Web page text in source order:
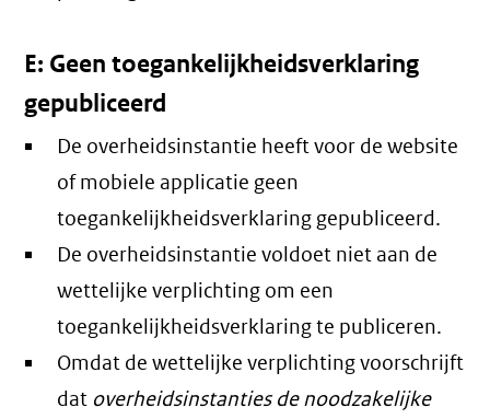
E: Geen toegankelijkheidsverklaring
gepubliceerd
De overheidsinstantie heeft voor de website
of mobiele applicatie geen
toegankelijkheidsverklaring gepubliceerd.
De overheidsinstantie voldoet niet aan de
wettelijke verplichting om een
toegankelijkheidsverklaring te publiceren.
Omdat de wettelijke verplichting voorschrijft
dat overheidsinstanties de noodzakelijke